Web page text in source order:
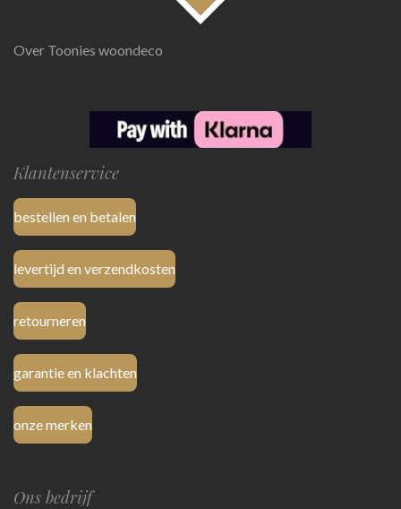
Over Toonies woondeco
Klantenservice
bestellen en betalen
levertijd en verzendkosten
retourneren
garantie en klachten
onze merken
Ons bedrijf